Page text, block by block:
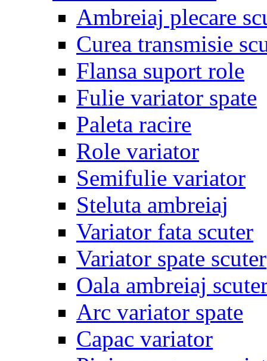
Ambreiaj plecare
Curea transmisie
Flansa suport role
Fulie variator spate
Paleta racire
Role variator
Semifulie variator
Steluta ambreiaj
Variator fata scuter
Variator spate scuter
Oala ambreiaj
Arc variator spate
Capac variator